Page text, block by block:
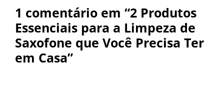
1 comentário em “2 Produtos
Essenciais para a Limpeza de
Saxofone que Você Precisa Ter
em Casa”